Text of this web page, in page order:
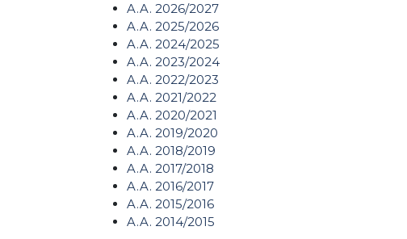
A.A. 2026/2027
A.A. 2025/2026
A.A. 2024/2025
A.A. 2023/2024
A.A. 2022/2023
A.A. 2021/2022
A.A. 2020/2021
A.A. 2019/2020
A.A. 2018/2019
A.A. 2017/2018
A.A. 2016/2017
A.A. 2015/2016
A.A. 2014/2015